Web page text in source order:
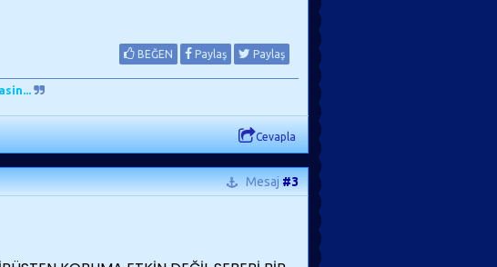
BEĞEN Paylaş Paylaş
Cevapla
Mesaj#3